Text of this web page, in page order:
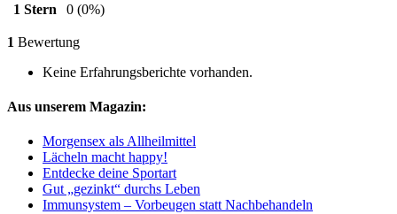
1 Stern 0 (0%)
1 Bewertung
Keine Erfahrungsberichte vorhanden.
Aus unserem Magazin:
Morgensex als Allheilmittel
Lächeln macht happy!
Entdecke deine Sportart
Gut „gezinkt“ durchs Leben
Immunsystem – Vorbeugen statt Nachbehandeln